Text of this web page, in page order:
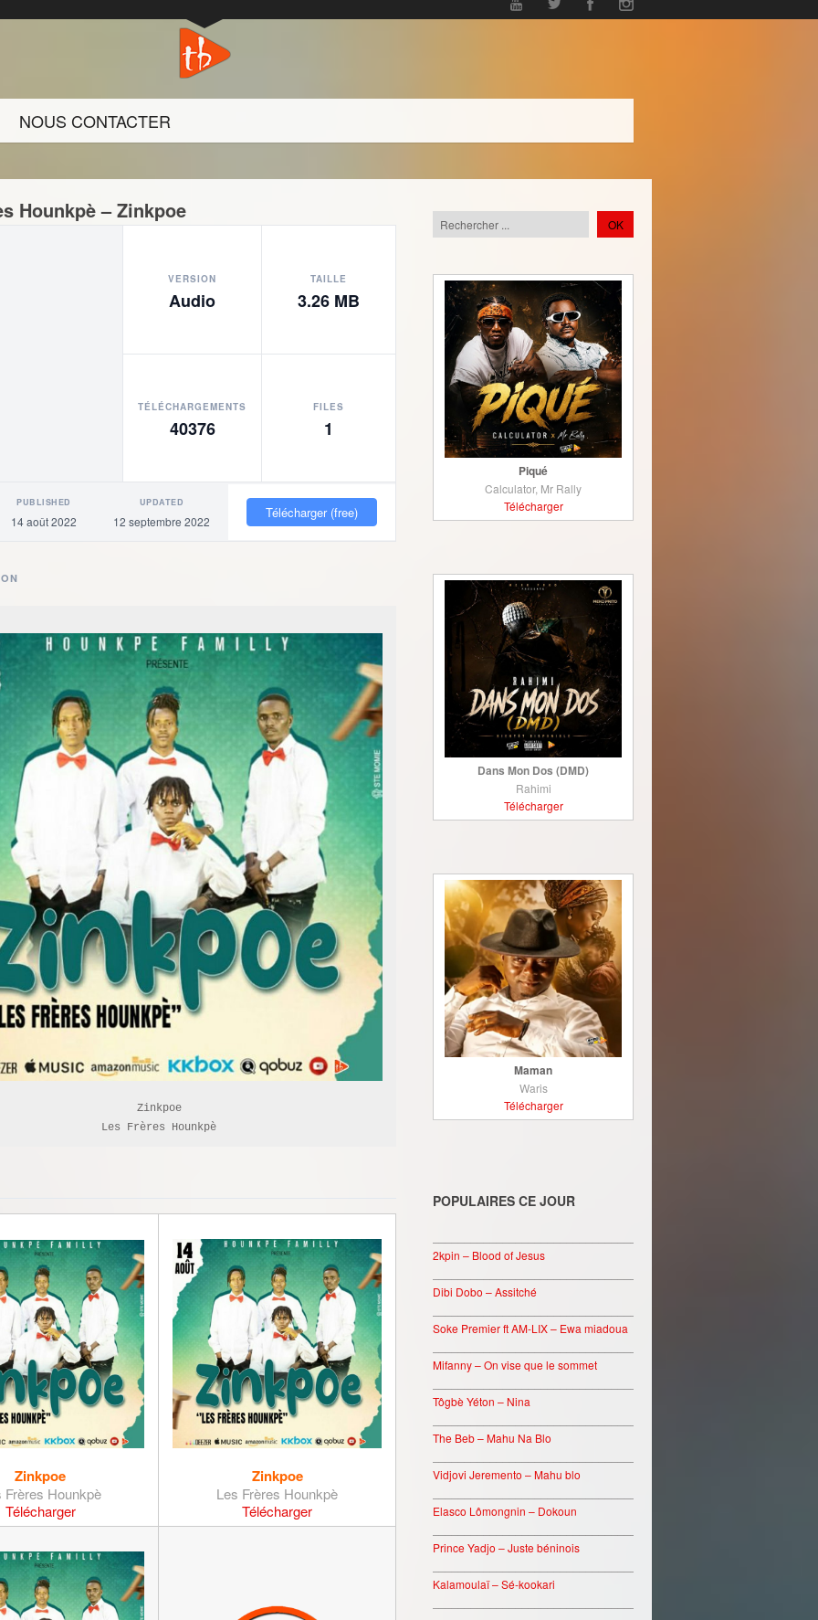
NOUS CONTACTER
Hounkpè – Zinkpoe
VERSION
Audio
TAILLE
3.26 MB
TÉLÉCHARGEMENTS
40376
FILES
1
PUBLISHED
14 août 2022
UPDATED
12 septembre 2022
Télécharger (free)
Zinkpoe
Les Frères Hounkpè
Zinkpoe
Frères Hounkpè
Télécharger
Zinkpoe
Les Frères Hounkpè
Télécharger
Piqué
Calculator, Mr Rally
Télécharger
Dans Mon Dos (DMD)
Rahimi
Télécharger
Maman
Waris
Télécharger
POPULAIRES CE JOUR
2kpin – Blood of Jesus
Dibi Dobo – Assitché
Soke Premier ft AM-LIX – Ewa miadoua
Mifanny – On vise que le sommet
Tôgbè Yéton – Nina
The Beb – Mahu Na Blo
Vidjovi Jeremento – Mahu blo
Elasco Lômongnin – Dokoun
Prince Yadjo – Juste béninois
Kalamoulaï – Sé-kookari